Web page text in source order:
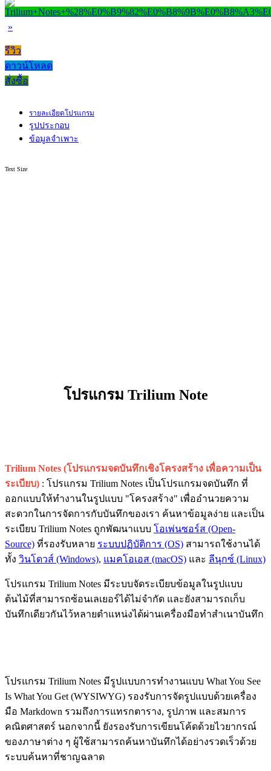
»
รีวิว
ดาวน์โหลด
สั่งซื้อ
รายละเอียดโปรแกรม
รูปประกอบ
ข้อมูลจำเพาะ
Text Size
โปรแกรม Trilium Note
Trilium Notes (โปรแกรมจดบันทึกเชิงโครงสร้าง เพื่อความเป็น
ระเบียบ) : โปรแกรม Trilium Notes เป็นโปรแกรมจดบันทึก ที่
ออกแบบให้ทำงานในรูปแบบ "โครงสร้าง" เพื่ออำนวยความ
สะดวกในการจัดการกับบันทึกของเรา ค้นหาข้อมูลง่าย และเป็น
ระเบียบ Trilium Notes ถูกพัฒนาแบบ โอเพ่นซอร์ส (Open-
Source) ที่รองรับหลาย ระบบปฏิบัติการ (OS) สามารถใช้งานได้
ทั้ง วินโดวส์ (Windows), แมคโอเอส (macOS) และ ลีนุกซ์ (Linux)
โปรแกรม Trilium Notes มีระบบจัดระเบียบข้อมูลในรูปแบบ
ต้นไม้ที่สามารถซ้อนเลเยอร์ได้ไม่จำกัด และยังสามารถเก็บ
บันทึกเดียวกันไว้หลายตำแหน่งได้ผ่านเครื่องมือทำสำเนาบันทึก
โปรแกรม Trilium Notes มีรูปแบบการทำงานแบบ What You See
Is What You Get (WYSIWYG) รองรับการจัดรูปแบบด้วยเครื่อง
มือ Markdown รวมถึงการแทรกตาราง, รูปภาพ และสมการ
คณิตศาสตร์ นอกจากนี้ ยังรองรับการเขียนโค้ดด้วยไวยากรณ์
ของภาษาต่าง ๆ ผู้ใช้สามารถค้นหาบันทึกได้อย่างรวดเร็วด้วย
ระบบค้นหาที่ชาญฉลาด